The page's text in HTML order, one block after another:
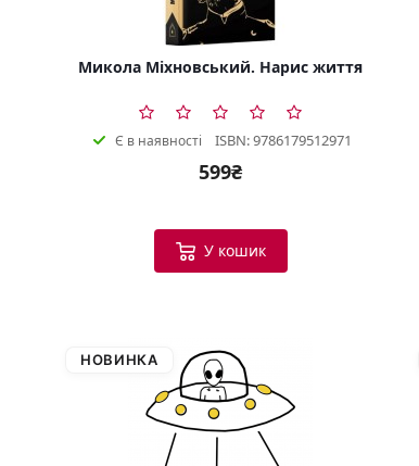
Микола Міхновський. Нарис життя
Є в наявності ISBN: 9786179512971
599₴
У кошик
НОВИНКА